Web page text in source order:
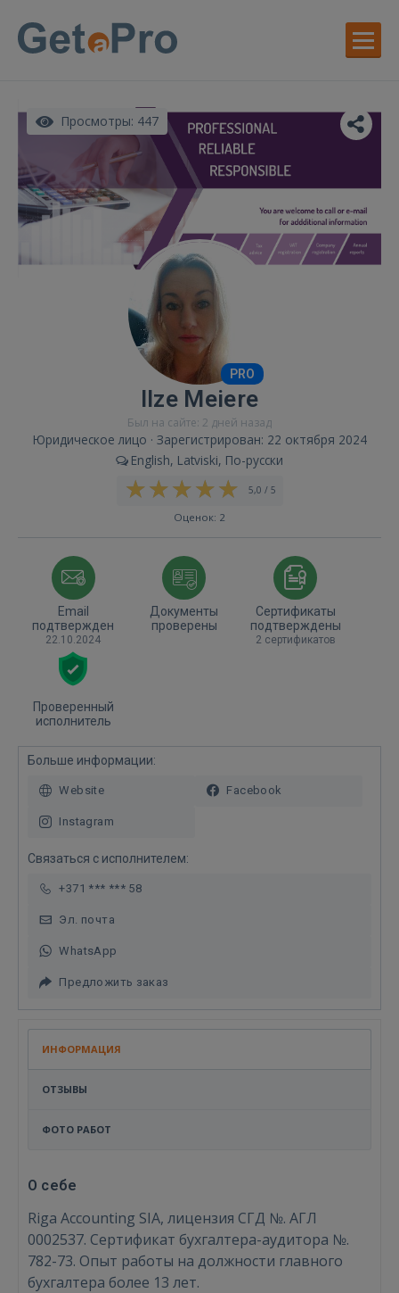
Войти
Просмотры: 447
PRO
Ilze Meiere
Был на сайте: 2 дней назад
Юридическое лицо · Зарегистрирован: 22 октября 2024
English, Latviski, По-русски
5,0 / 5
Оценок: 2
Email
подтвержден
22.10.2024
Документы
проверены
Сертификаты
подтверждены
2 сертификатов
Проверенный
исполнитель
Больше информации:
Website Facebook
Instagram
Связаться с исполнителем:
+371 *** *** 58
Эл. почта
WhatsApp
Предложить заказ
ИНФОРМАЦИЯ
ОТЗЫВЫ
ФОТО РАБОТ
О себе
Riga Accounting SIA, лицензия СГД №. АГЛ
0002537. Сертификат бухгалтера-аудитора №.
782-73. Опыт работы на должности главного
бухгалтера более 13 лет.